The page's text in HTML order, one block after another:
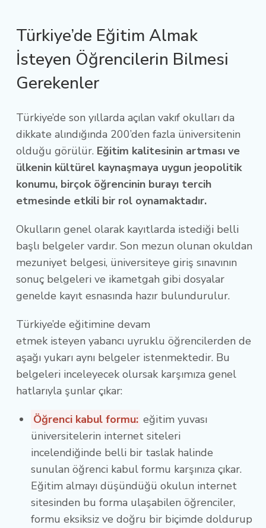
Türkiye’de Eğitim Almak
İsteyen Öğrencilerin Bilmesi
Gerekenler
Türkiye’de son yıllarda açılan vakıf okulları da
dikkate alındığında 200’den fazla üniversitenin
olduğu görülür. Eğitim kalitesinin artması ve
ülkenin kültürel kaynaşmaya uygun jeopolitik
konumu, birçok öğrencinin burayı tercih
etmesinde etkili bir rol oynamaktadır.
Okulların genel olarak kayıtlarda istediği belli
başlı belgeler vardır. Son mezun olunan okuldan
mezuniyet belgesi, üniversiteye giriş sınavının
sonuç belgeleri ve ikametgah gibi dosyalar
genelde kayıt esnasında hazır bulundurulur.
Türkiye’de eğitimine devam
etmek isteyen yabancı uyruklu öğrencilerden de
aşağı yukarı aynı belgeler istenmektedir. Bu
belgeleri inceleyecek olursak karşımıza genel
hatlarıyla şunlar çıkar:
Öğrenci kabul formu: eğitim yuvası
üniversitelerin internet siteleri
incelendiğinde belli bir taslak halinde
sunulan öğrenci kabul formu karşınıza çıkar.
Eğitim almayı düşündüğü okulun internet
sitesinden bu forma ulaşabilen öğrenciler,
formu eksiksiz ve doğru bir biçimde doldurup